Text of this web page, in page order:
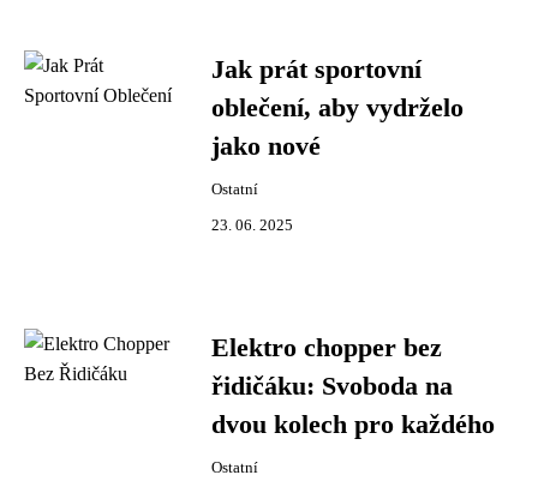
Jak prát sportovní
oblečení, aby vydrželo
jako nové
Ostatní
23. 06. 2025
Elektro chopper bez
řidičáku: Svoboda na
dvou kolech pro každého
Ostatní